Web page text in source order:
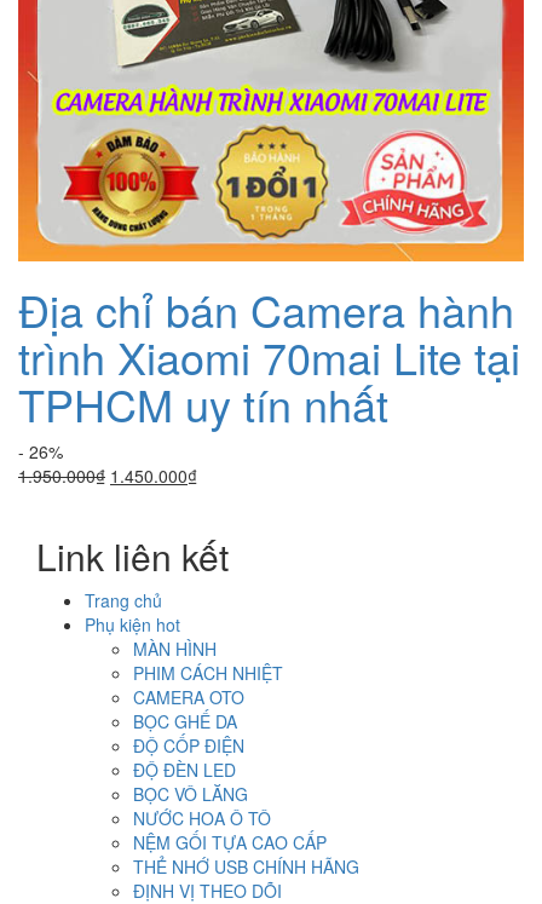
Địa chỉ bán Camera hành
trình Xiaomi 70mai Lite tại
TPHCM uy tín nhất
- 26%
1.950.000₫ Giá
1.950.000₫.
1.450.000₫Giá
là:
1.450.000₫.
Link liên kết
Trang chủ
Phụ kiện hot
MÀN HÌNH
PHIM CÁCH NHIỆT
CAMERA OTO
BỌC GHẾ DA
ĐỘ CỐP ĐIỆN
ĐỘ ĐÈN LED
BỌC VÔ LĂNG
NƯỚC HOA Ô TÔ
NỆM GỐI TỰA CAO CẤP
THẺ NHỚ USB CHÍNH HÃNG
ĐỊNH VỊ THEO DÕI